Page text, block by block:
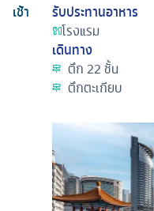
เช้า
รับประทานอาหาร
โรงแรม
เดินทาง
ตึก 22 ชั้น
ตึกตะเกียบ